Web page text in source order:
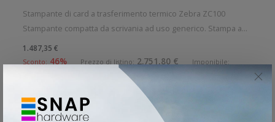
Stampante di card a trasferimento termico Zebra ZC100
Stampante compatta da scrivania ad uso generico. Stampa a
trasferimento termico. Velocit di stampa: 700 card/ora
Risoluzione di stampa: 12 dot/mm Supporto di stampa: Card
1.487,35 €
Sconto: 46% Prezzo di listino: 2.751,80 € Imponibile:
Aggiungi al carrello